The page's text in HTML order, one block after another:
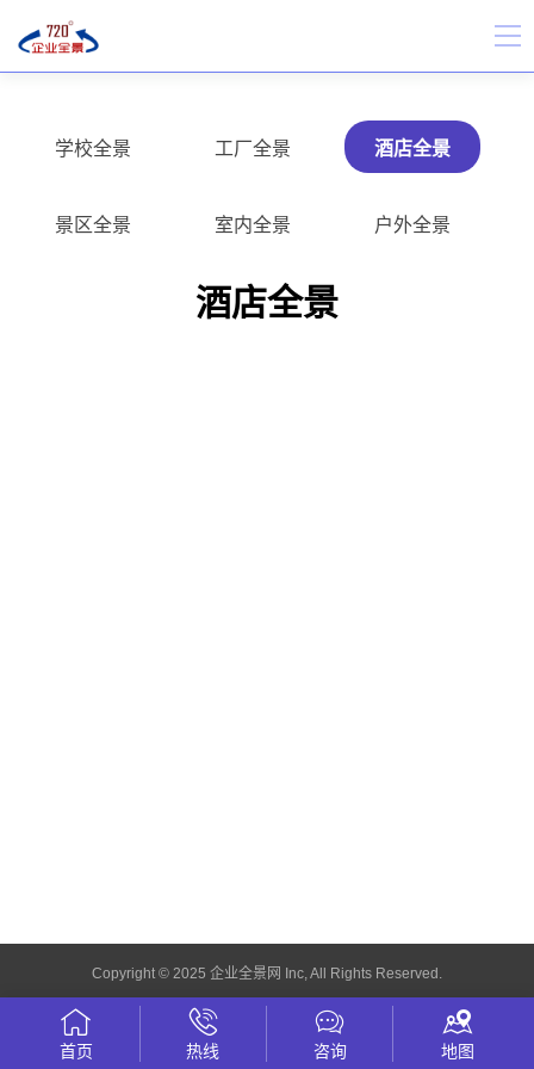
学校全景 工厂全景 酒店全景
景区全景 室内全景 户外全景
酒店全景
首页 热线 咨询 地图
Copyright © 2025 企业全景网 Inc, All Rights Reserved.